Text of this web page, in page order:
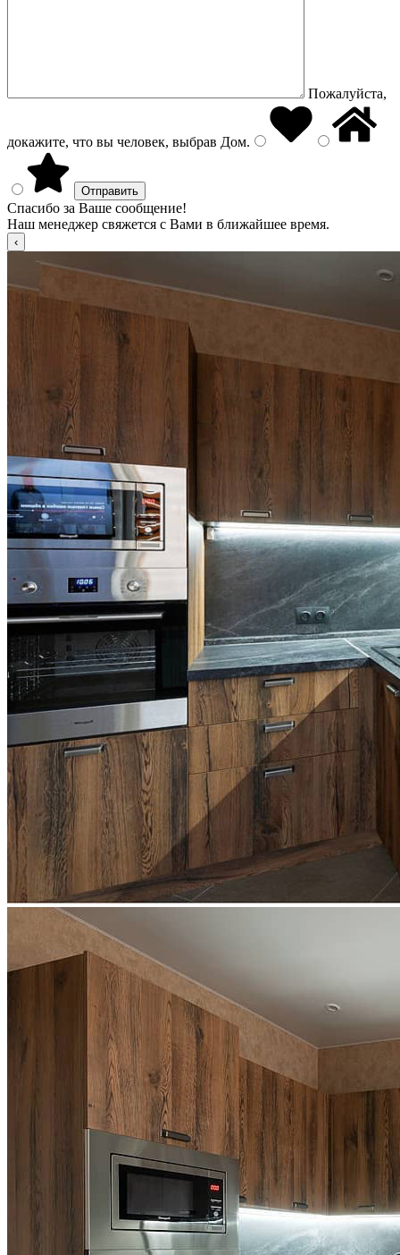
Пожалуйста,
докажите, что вы человек, выбрав Дом.
Спасибо за Ваше сообщение!
Наш менеджер свяжется с Вами в ближайшее время.